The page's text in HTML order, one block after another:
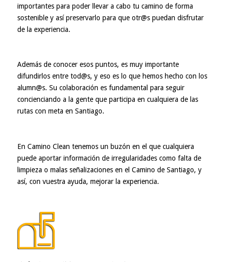
importantes para poder llevar a cabo tu camino de forma
sostenible y así preservarlo para que otr@s puedan disfrutar
de la experiencia.
Además de conocer esos puntos, es muy importante
difundirlos entre tod@s, y eso es lo que hemos hecho con los
alumn@s. Su colaboración es fundamental para seguir
concienciando a la gente que participa en cualquiera de las
rutas con meta en Santiago.
En Camino Clean tenemos un buzón en el que cualquiera
puede aportar información de irregularidades como falta de
limpieza o malas señalizaciones en el Camino de Santiago, y
así, con vuestra ayuda, mejorar la experiencia.